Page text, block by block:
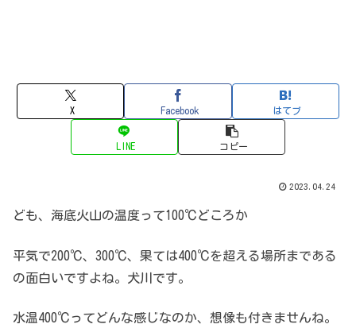
X Facebook はてブ
LINE コピー
2023.04.24
ども、海底火山の温度って100℃どころか
平気で200℃、300℃、果ては400℃を超える場所まである
の面白いですよね。犬川です。
水温400℃ってどんな感じなのか、想像も付きませんね。